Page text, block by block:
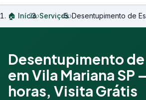
🏠 Início›Serviços›Desentupimento de
Desentupimento
em Vila Mariana SP
horas, Visita Grátis